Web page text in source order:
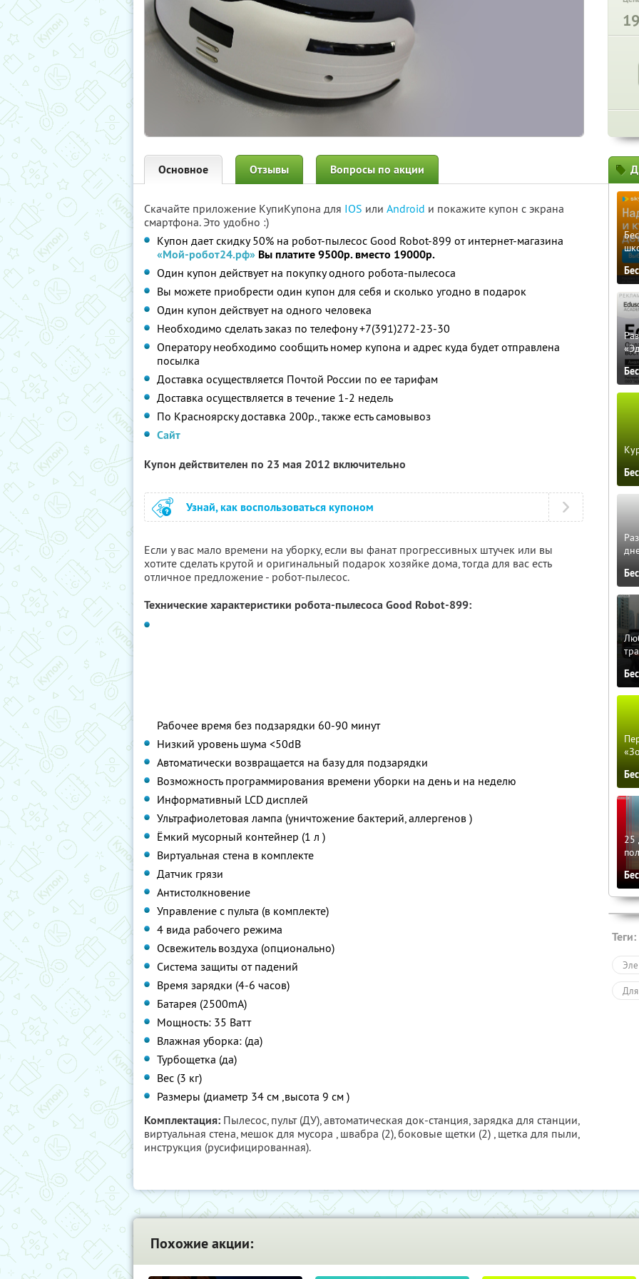
Основное Отзывы Вопросы по акции
Скачайте приложение КупиКупона для IOS или Android и покажите купон с экрана
смартфона. Это удобно :)
Купон дает скидку 50% на робот-пылесос Good Robot-899 от интернет-магазина
«Мой-робот24.рф» Вы платите 9500р. вместо 19000р.
Один купон действует на покупку одного робота-пылесоса
Вы можете приобрести один купон для себя и сколько угодно в подарок
Один купон действует на одного человека
Необходимо сделать заказ по телефону +7(391)272-23-30
Оператору необходимо сообщить номер купона и адрес куда будет отправлена
посылка
Доставка осуществляется Почтой России по ее тарифам
Доставка осуществляется в течение 1-2 недель
По Красноярску доставка 200р., также есть самовывоз
Сайт
Купон действителен по 23 мая 2012 включительно
Узнай, как воспользоваться купоном
Если у вас мало времени на уборку, если вы фанат прогрессивных штучек или вы
хотите сделать крутой и оригинальный подарок хозяйке дома, тогда для вас есть
отличное предложение - робот-пылесос.
Технические характеристики робота-пылесоса Good Robot-899:
Рабочее время без подзарядки 60-90 минут
Низкий уровень шума <50dB
Автоматически возвращается на базу для подзарядки
Возможность программирования времени уборки на день и на неделю
Информативный LCD дисплей
Ультрафиолетовая лампа (уничтожение бактерий, аллергенов )
Ёмкий мусорный контейнер (1 л )
Виртуальная стена в комплекте
Датчик грязи
Антистолкновение
Управление с пульта (в комплекте)
4 вида рабочего режима
Освежитель воздуха (опционально)
Система защиты от падений
Время зарядки (4-6 часов)
Батарея (2500mA)
Мощность: 35 Ватт
Влажная уборка: (да)
Турбощетка (да)
Вес (3 кг)
Размеры (диаметр 34 см ,высота 9 см )
Комплектация: Пылесос, пульт (ДУ), автоматическая док-станция, зарядка для станции,
виртуальная стена, мешок для мусора , швабра (2), боковые щетки (2) , щетка для пыли,
инструкция (русифицированная).
25
Теги:
Похожие акции: